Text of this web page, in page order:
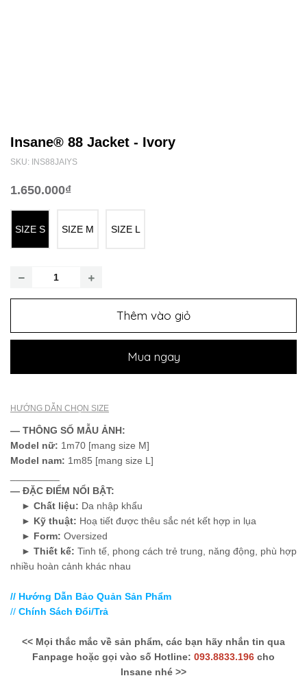
Insane® 88 Jacket - Ivory
SKU: INS88JAIYS
1.650.000₫
SIZE S SIZE M SIZE L
Thêm vào giỏ
Mua ngay
HƯỚNG DẪN CHỌN SIZE
— THÔNG SỐ MẪU ẢNH:
Model nữ: 1m70 [mang size M]
Model nam: 1m85 [mang size L]
— ĐẶC ĐIỂM NỔI BẬT:
► Chất liệu: Da nhập khẩu
► Kỹ thuật: Hoạ tiết được thêu sắc nét kết hợp in lụa
► Form: Oversized
► Thiết kế: Tinh tế, phong cách trẻ trung, năng động, phù hợp
nhiều hoàn cảnh khác nhau
// Hướng Dẫn Bảo Quản Sản Phẩm
// Chính Sách Đổi/Trả
<< Mọi thắc mắc về sản phẩm, các bạn hãy nhắn tin qua
Fanpage hoặc gọi vào số Hotline: 093.8833.196 cho
Insane nhé >>